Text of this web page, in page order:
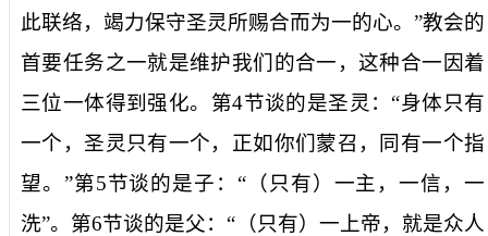
此联络，竭力保守圣灵所赐合而为一的心。”教会的
首要任务之一就是维护我们的合一，这种合一因着
三位一体得到强化。第4节谈的是圣灵：“身体只有
一个，圣灵只有一个，正如你们蒙召，同有一个指
望。”第5节谈的是子：“（只有）一主，一信，一
洗”。第6节谈的是父：“（只有）一上帝，就是众人